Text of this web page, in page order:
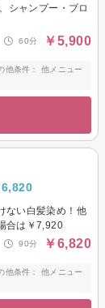
シャンプー・ブロ
60分 ￥5,900
他条件： 他メニュー
6,820
ない白髪染め！他
合は￥7,920
90分 ￥6,820
他条件： 他メニュー